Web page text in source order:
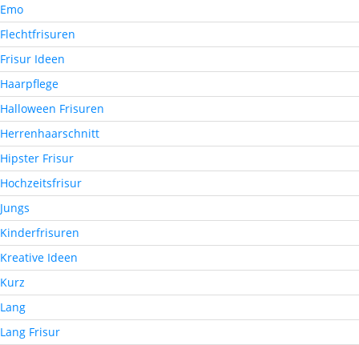
Emo
Flechtfrisuren
Frisur Ideen
Haarpflege
Halloween Frisuren
Herrenhaarschnitt
Hipster Frisur
Hochzeitsfrisur
Jungs
Kinderfrisuren
Kreative Ideen
Kurz
Lang
Lang Frisur